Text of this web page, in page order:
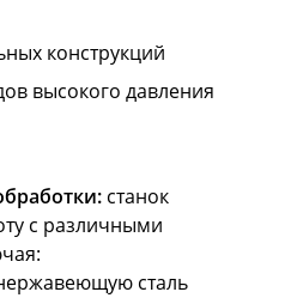
конструкций
высокого давления
станок
с различными
сталь